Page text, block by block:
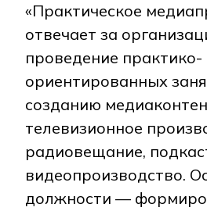
«Практическое
отвечает за
проведение практико-
ориентированных
созданию
телевизионное
радиовещание,
видеопроизводство.
должности —